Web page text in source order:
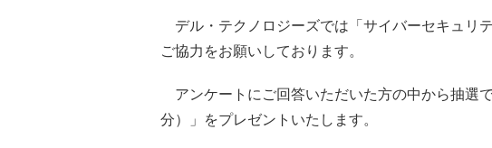
デル・テクノロジーズでは「サイバーセキュリ
ご協力をお願いしております。
アンケートにご回答いただいた方の中から抽選
分）」をプレゼントいたします。